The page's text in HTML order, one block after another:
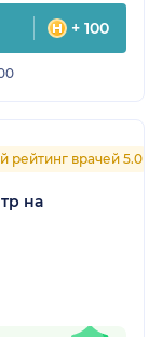
+ 100
рейтинг врачей 5.0
на